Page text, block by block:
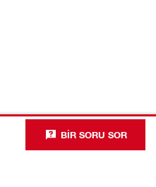
BIR SORU SOR